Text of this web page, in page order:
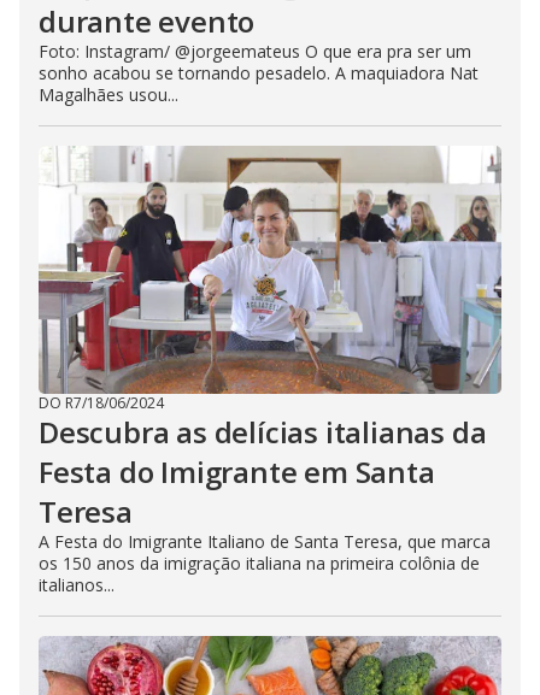
durante evento
Foto: Instagram/ @jorgeemateus O que era pra ser um
sonho acabou se tornando pesadelo. A maquiadora Nat
Magalhães usou...
DO R7/18/06/2024
Descubra as delícias italianas da
Festa do Imigrante em Santa
Teresa
A Festa do Imigrante Italiano de Santa Teresa, que marca
os 150 anos da imigração italiana na primeira colônia de
italianos...